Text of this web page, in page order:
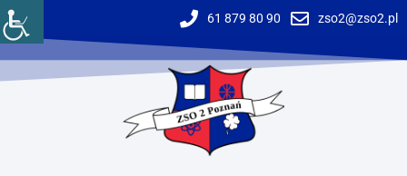
61 879 80 90 zso2@zso2.pl